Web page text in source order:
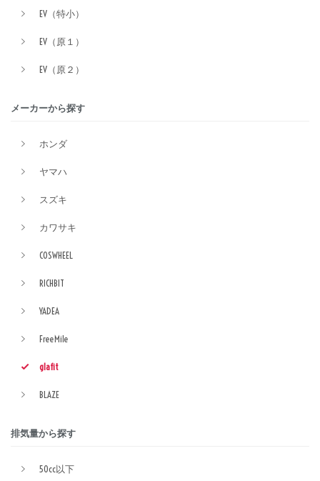
EV（特小）
EV（原１）
EV（原２）
メーカーから探す
ホンダ
ヤマハ
スズキ
カワサキ
COSWHEEL
RICHBIT
YADEA
FreeMile
glafit
BLAZE
排気量から探す
50cc以下